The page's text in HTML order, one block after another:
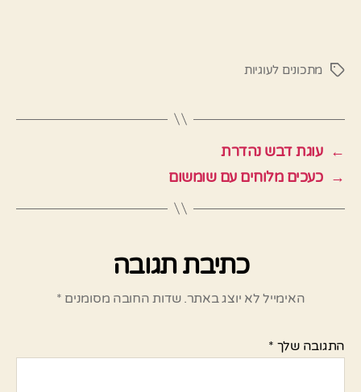
תגיותמתכונים לעוגיות
← עוגת דבש נהדרת
→ כעכים מלוחים עם שומשום
כתיבת תגובה
האימייל לא יוצג באתר. שדות החובה מסומנים *
התגובה שלך *